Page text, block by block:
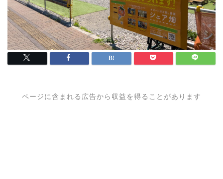
ページに含まれる広告から収益を得ることがあります